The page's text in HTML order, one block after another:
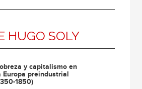
HUGO SOLY
y capitalismo en
Europa preindustrial
1850)